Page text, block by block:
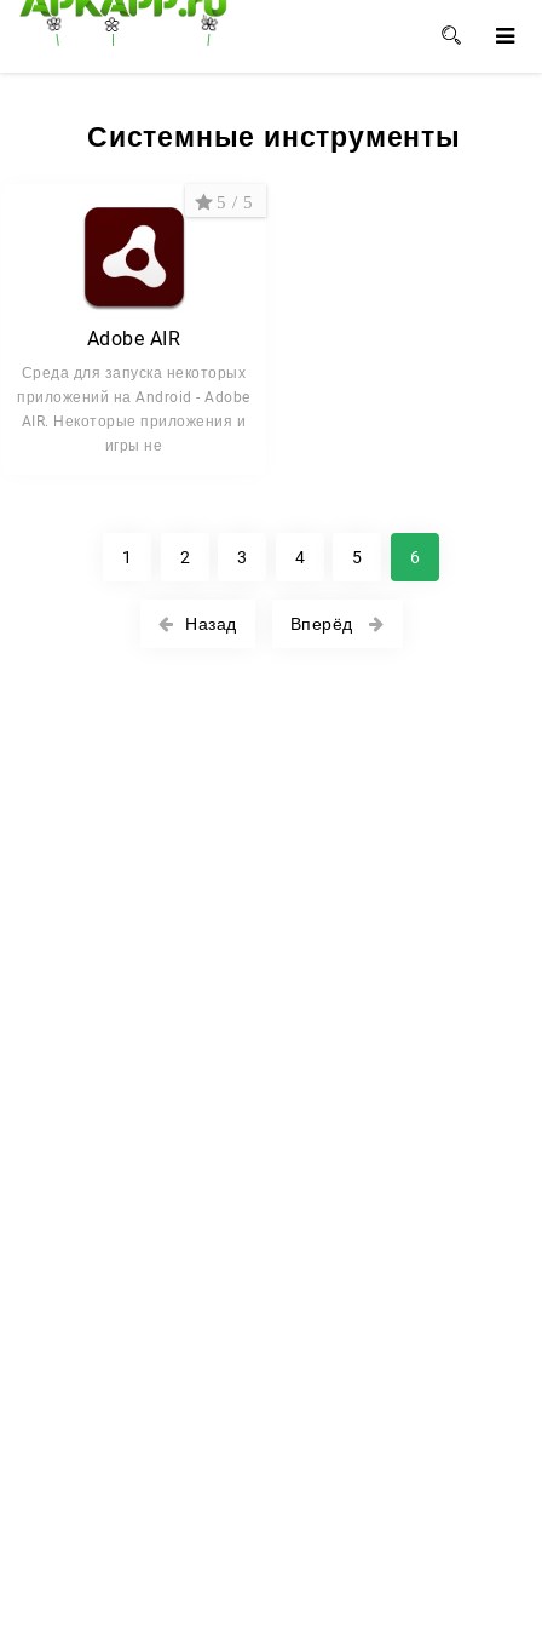
🌸 🌼 🌺
Системные инструменты
Adobe AIR
Среда для запуска некоторых
приложений на Android - Adobe
AIR. Некоторые приложения и
игры не
5 / 5
Назад
1 2 3 4 5 6
Вперёд